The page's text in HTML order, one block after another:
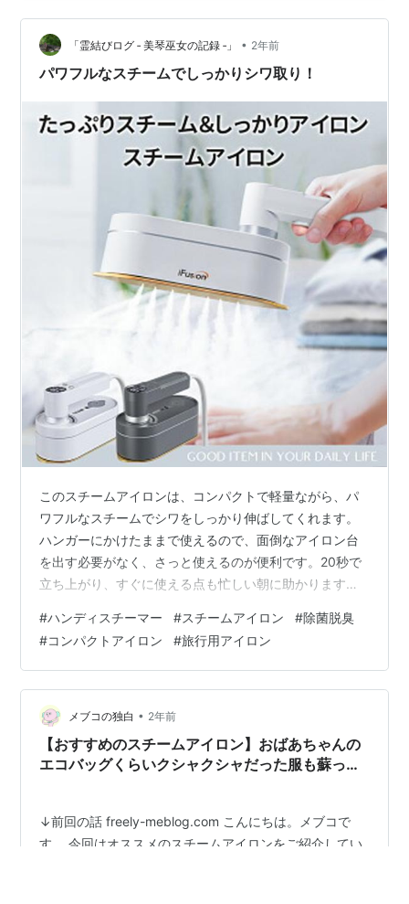
ムアイロン RSI-1 クリームホワイト ピンク ブルー 除菌
脱臭 シワ伸ばし ニオイ取り ブラシ付き 収納ポーチ価格:
7700 円楽天で詳細を見る
「霊結びログ ‐ 美琴巫女の記録 ‐」 • 2年前
パワフルなスチームでしっかりシワ取り！
このスチームアイロンは、コンパクトで軽量ながら、パ
ワフルなスチームでシワをしっかり伸ばしてくれます。
ハンガーにかけたままで使えるので、面倒なアイロン台
を出す必要がなく、さっと使えるのが便利です。20秒で
立ち上がり、すぐに使える点も忙しい朝に助かります。8
に合わせて最適なアイロンがけが可能です。さらに、除
菌や脱臭機能もあるので、衣類を清潔に保ちたい方にも
最適です。折り畳み式で収納や持ち運びにも便利なの
で、自宅での普段使いはもちろん、出張や旅行にもおす
すめのアイロンです。 【24時間限定⇒クーポンで3,880
円】【楽天1位】スチームアイロン 8つ…
#ハンディスチーマー #スチームアイロン #除菌脱臭
#コンパクトアイロン #旅行用アイロン
メブコの独白 • 2年前
【おすすめのスチームアイロン】おばあちゃんの
エコバッグくらいクシャクシャだった服も蘇った